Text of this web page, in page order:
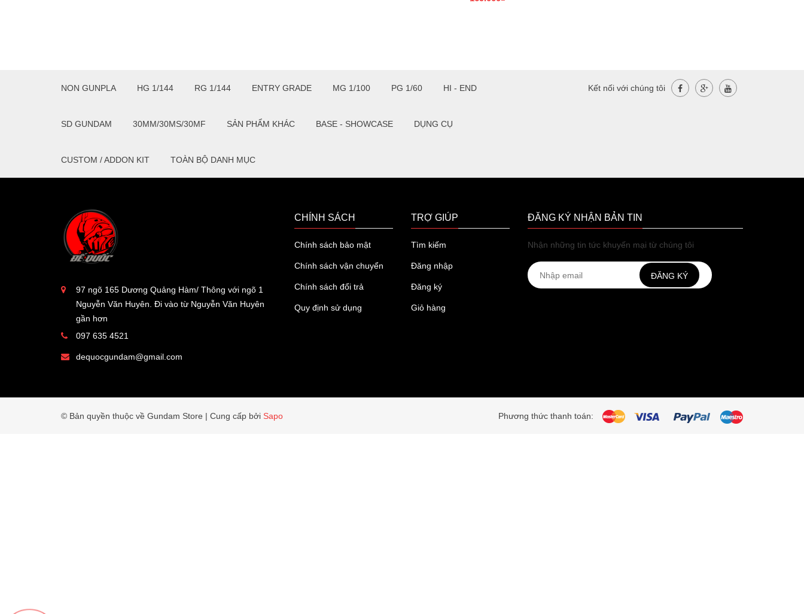
NON GUNPLA HG 1/144 RG 1/144 ENTRY GRADE MG 1/100 PG 1/60 HI - END
SD GUNDAM 30MM/30MS/30MF SẢN PHẨM KHÁC BASE - SHOWCASE DỤNG CỤ
CUSTOM / ADDON KIT TOÀN BỘ DANH MỤC
Kết nối với chúng tôi
97 ngõ 165 Dương Quảng Hàm/ Thông với ngõ 1
Nguyễn Văn Huyên. Đi vào từ Nguyễn Văn Huyên
gần hơn
097 635 4521
dequocgundam@gmail.com
CHÍNH SÁCH
Chính sách bảo mật
Chính sách vận chuyển
Chính sách đổi trả
Quy định sử dụng
TRỢ GIÚP
Tìm kiếm
Đăng nhập
Đăng ký
Giỏ hàng
ĐĂNG KÝ NHẬN BẢN TIN
Nhận những tin tức khuyến mại từ chúng tôi
ĐĂNG KÝ
© Bản quyền thuộc về Gundam Store | Cung cấp bởi Sapo Phương thức thanh toán: